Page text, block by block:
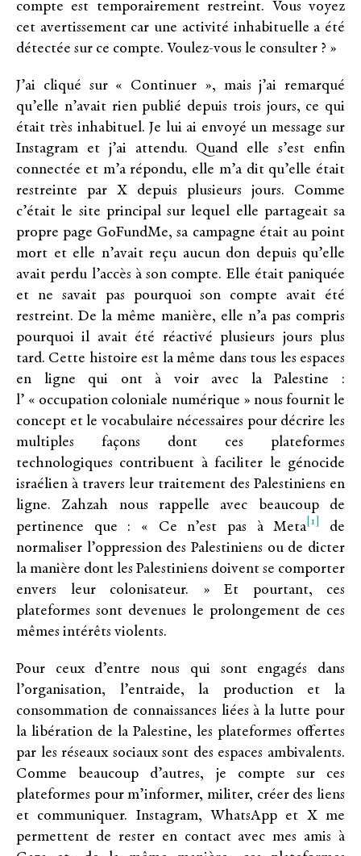
compte est temporairement restreint. Vous voyez
cet avertissement car une activité inhabituelle a été
détectée sur ce compte. Voulez-vous le consulter ? »
J’ai cliqué sur « Continuer », mais j’ai remarqué
qu’elle n’avait rien publié depuis trois jours, ce qui
était très inhabituel. Je lui ai envoyé un message sur
Instagram et j’ai attendu. Quand elle s’est enfin
connectée et m’a répondu, elle m’a dit qu’elle était
restreinte par X depuis plusieurs jours. Comme
c’était le site principal sur lequel elle partageait sa
propre page GoFundMe, sa campagne était au point
mort et elle n’avait reçu aucun don depuis qu’elle
avait perdu l’accès à son compte. Elle était paniquée
et ne savait pas pourquoi son compte avait été
restreint. De la même manière, elle n’a pas compris
pourquoi il avait été réactivé plusieurs jours plus
tard. Cette histoire est la même dans tous les espaces
en ligne qui ont à voir avec la Palestine :
l’ « occupation coloniale numérique » nous fournit le
concept et le vocabulaire nécessaires pour décrire les
multiples façons dont ces plateformes
technologiques contribuent à faciliter le génocide
israélien à travers leur traitement des Palestiniens en
ligne. Zahzah nous rappelle avec beaucoup de
pertinence que : « Ce n’est pas à Meta [1]
de
normaliser l’oppression des Palestiniens ou de dicter
la manière dont les Palestiniens doivent se comporter
envers leur colonisateur. » Et pourtant, ces
plateformes sont devenues le prolongement de ces
mêmes intérêts violents.
Pour ceux d’entre nous qui sont engagés dans
l’organisation, l’entraide, la production et la
consommation de connaissances liées à la lutte pour
la libération de la Palestine, les plateformes offertes
par les réseaux sociaux sont des espaces ambivalents.
Comme beaucoup d’autres, je compte sur ces
plateformes pour m’informer, militer, créer des liens
et communiquer. Instagram, WhatsApp et X me
permettent de rester en contact avec mes amis à